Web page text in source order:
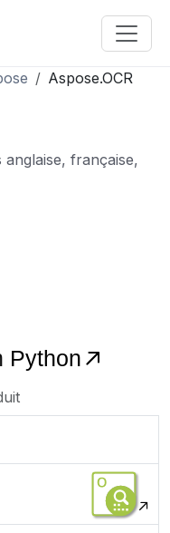
Aspose.OCR
anglaise, française,
Python